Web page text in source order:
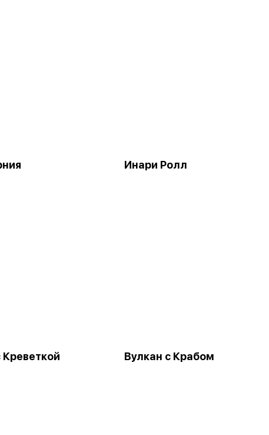
Инари Ролл
Креветкой Вулкан с Крабом